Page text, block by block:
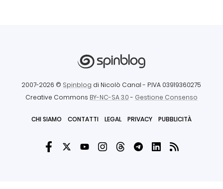
2007-2026 © Spinblog di Nicolò Canal - P.IVA 03919360275
Creative Commons BY-NC-SA 3.0- Gestione Consenso
CHI SIAMO CONTATTI LEGAL PRIVACY PUBBLICITÀ